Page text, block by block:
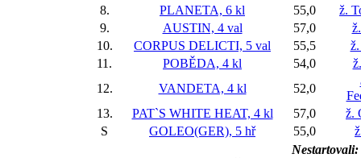
8.
PLANETA, 6 kl 55,0
ž.
9.
AUSTIN, 4 val 57,0
10.
CORPUS DELICTI, 5 val 55,5
11.
POBĚDA, 4 kl 54,0
12.
VANDETA, 4 kl 52,0
13.
PAT`S WHITE HEAT, 4 kl 57,0
ž.
S
GOLEO(GER), 5 hř 55,0
Nestartovali: